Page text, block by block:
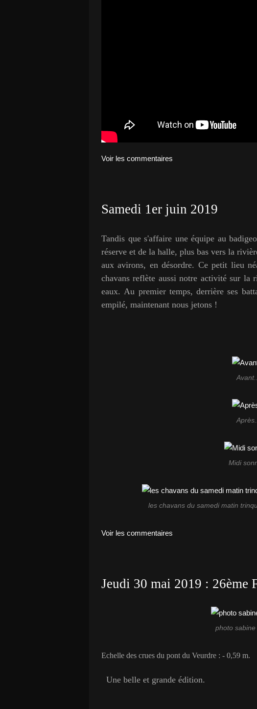
Voir les commentaires
Samedi 1er juin 2019
Tandis que s'affaire une équipe au
réserve et de la halle, plus bas vers la
aux avirons, en désordre. Ce petit lieu
chavans reflète aussi notre activité sur la
eaux. Au premier temps, derrière ses
empilé, maintenant nous jetons !
Avant...
Après...
Midi
les chavans du samedi matin
Voir les commentaires
Jeudi 30 mai 2019 : 26ème
photo
Echelle des crues du pont du Veurdre : - 0,59 m.
Une belle et grande édition.